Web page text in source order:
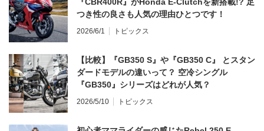
つき性の良さも人気の理由ひとつです！
2026/6/1 トピックス
【比較】『GB350 S』や『GB350 C』 とスタン
ダードモデルの違いって？ 空冷シングル
『GB350』シリーズはどれが人気？
2026/5/10 トピックス